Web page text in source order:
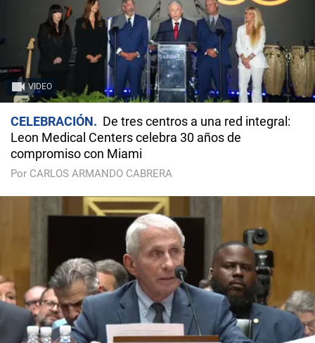
VIDEO
CELEBRACIÓN
De tres centros a una red integral:
Leon Medical Centers celebra 30 años de
compromiso con Miami
Por CARLOS ARMANDO CABRERA